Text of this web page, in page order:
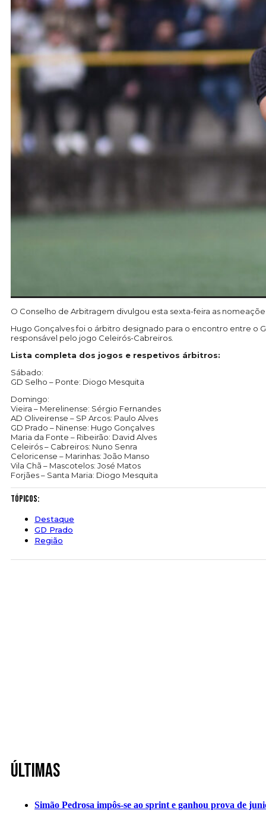
O Conselho de Arbitragem divulgou esta sexta-feira as
Hugo Gonçalves foi o árbitro designado para o encontro entre o
responsável pelo jogo Celeirós-Cabreiros.
Lista completa dos jogos e respetivos árbitros:
Sábado:
GD Selho – Ponte: Diogo Mesquita
Domingo:
Vieira – Merelinense: Sérgio Fernandes
AD Oliveirense – SP Arcos: Paulo Alves
GD Prado – Ninense: Hugo Gonçalves
Maria da Fonte – Ribeirão: David Alves
Celeirós – Cabreiros: Nuno Senra
Celoricense – Marinhas: João Manso
Vila Chã – Mascotelos: José Matos
Forjães – Santa Maria: Diogo Mesquita
Tópicos:
Destaque
GD Prado
Região
Últimas
Simão Pedrosa impôs-se ao sprint e ganhou prova de